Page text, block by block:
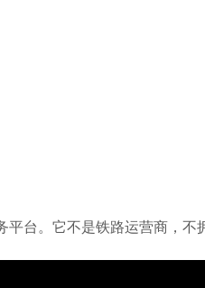
平台。它不是铁路运营商，